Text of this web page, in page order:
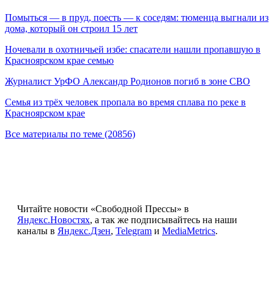
Помыться — в пруд, поесть — к соседям: тюменца выгнали из
дома, который он строил 15 лет
Ночевали в охотничьей избе: спасатели нашли пропавшую в
Красноярском крае семью
Журналист УрФО Александр Родионов погиб в зоне СВО
Семья из трёх человек пропала во время сплава по реке в
Красноярском крае
Все материалы по теме (20856)
Читайте новости «Свободной Прессы» в
Яндекс.Новостях, а так же подписывайтесь на наши
каналы в Яндекс.Дзен, Telegram и MediaMetrics.